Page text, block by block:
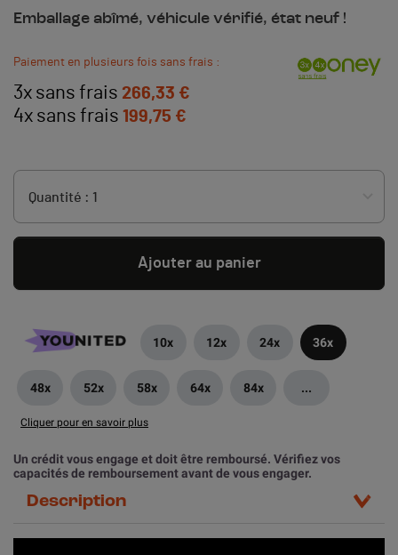
Emballage abîmé, véhicule vérifié, état neuf !
Paiement en plusieurs fois sans frais :
3x sans frais 266,33 €
4x sans frais 199,75 €
Ajouter au panier
10x 12x 24x 36x
48x 52x 58x 64x 84x ...
Cliquer pour en savoir plus
Un crédit vous engage et doit être remboursé. Vérifiez vos
capacités de remboursement avant de vous engager.
Description